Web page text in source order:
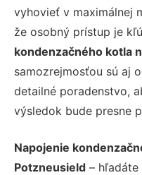
vyhovieť v maximálnej
že osobný prístup je
kondenzačného kotla
samozrejmosťou sú aj
detailné poradenstvo,
výsledok bude presne
Napojenie
Potzneusield –